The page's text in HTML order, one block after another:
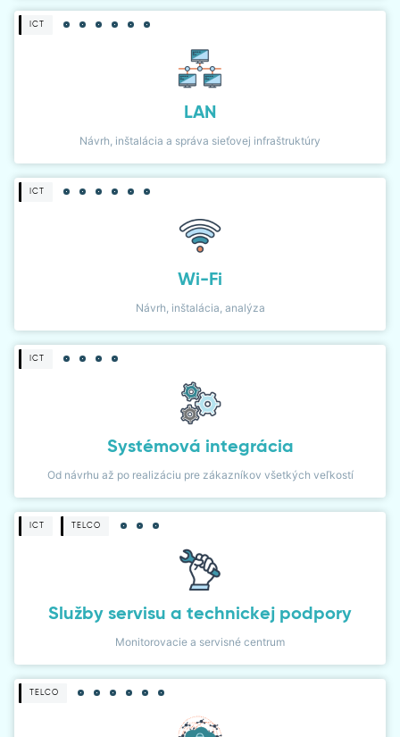
ICT
LAN
Návrh, inštalácia a správa sieťovej infraštruktúry
ICT
Wi-Fi
Návrh, inštalácia, analýza
ICT
Systémová integrácia
Od návrhu až po realizáciu pre zákazníkov všetkých veľkostí
ICT TELCO
Služby servisu a technickej podpory
Monitorovacie a servisné centrum
TELCO